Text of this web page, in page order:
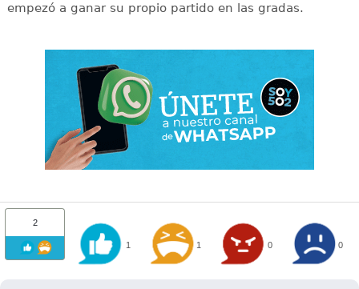
empezó a ganar su propio partido en las gradas.
2
1 1 0 0